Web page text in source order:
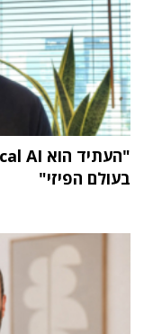
בעולם הפיזי"